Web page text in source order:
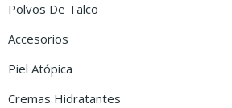
Polvos De Talco
Accesorios
Piel Atópica
Cremas Hidratantes